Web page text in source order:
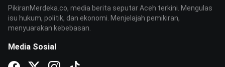
PikiranMerdeka.co, media berita seputar Aceh terkini. Mengulas
isu hukum, politik, dan ekonomi. Menjelajah pemikiran,
menyuarakan kebebasan.
Media Sosial